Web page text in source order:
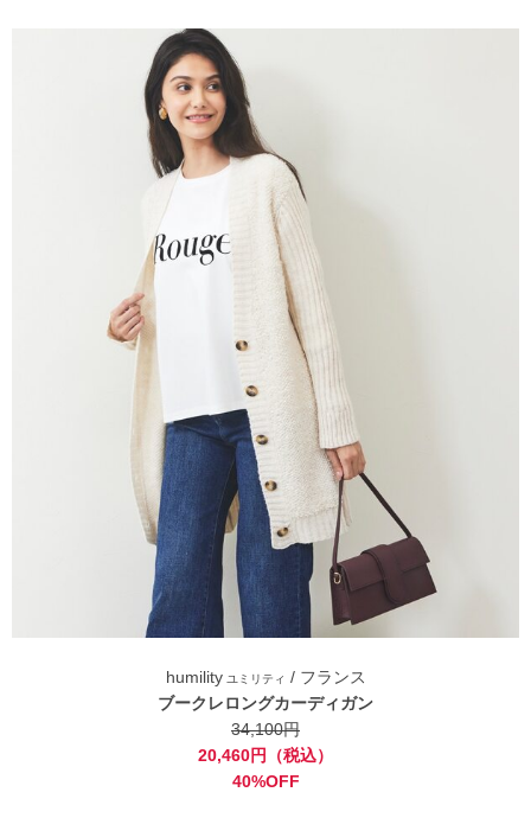
humilityユミリティ / フランス
ブークレロングカーディガン
34,100円
20,460円（税込）
40%OFF